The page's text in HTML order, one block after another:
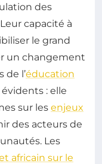
des
capacité à
le grand
un changement
de l’éducation
: elle
sur les enjeux
des acteurs de
Les
africain sur le